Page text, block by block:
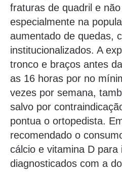
fraturas de quadril e
especialmente na
aumentado de quedas,
institucionalizados. A
tronco e braços antes
as 16 horas por no
vezes por semana,
salvo por
pontua o ortopedista.
recomendado o
cálcio e vitamina D para
diagnosticados com a